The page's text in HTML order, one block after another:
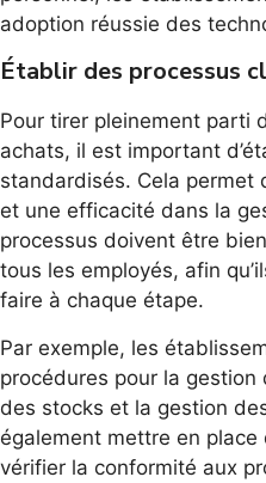
adoption réussie des
Établir des processus
Pour tirer pleinement parti
achats, il est important
standardisés. Cela permet
et une efficacité dans la
processus doivent être
tous les employés, afin
faire à chaque étape.
Par exemple, les
procédures pour la
des stocks et la gestion
également mettre en
vérifier la conformité aux